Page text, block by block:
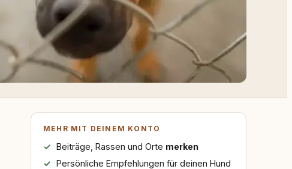
MEHR MIT DEINEM KONTO
Beiträge, Rassen und Orte merken
Persönliche Empfehlungen für deinen Hund